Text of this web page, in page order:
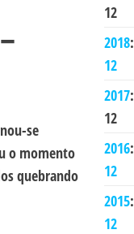
se
o momento
quebrando
12
2018:
12
2017:
12
2016:
12
2015:
12